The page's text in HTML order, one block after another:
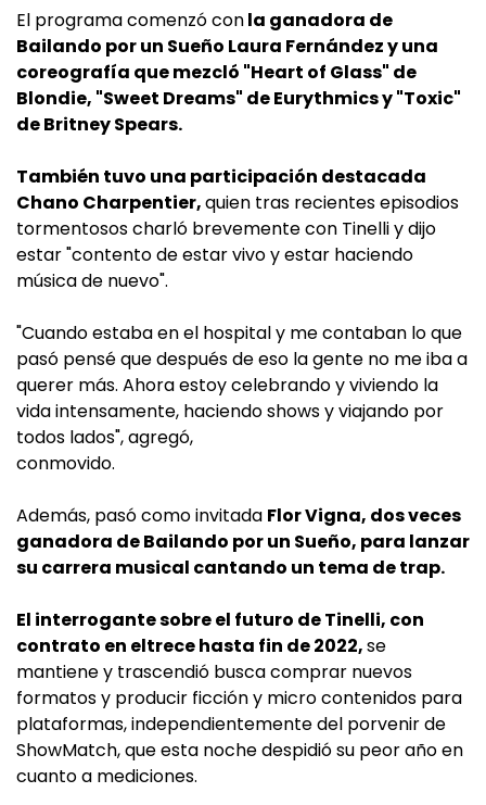
El programa comenzó conla ganadora de
Bailando por un Sueño Laura Fernández y una
coreografía que mezcló "Heart of Glass" de
Blondie, "Sweet Dreams" de Eurythmics y "Toxic"
de Britney Spears.
También tuvo una participación destacada
Chano Charpentier,quien tras recientes episodios
tormentosos charló brevemente con Tinelli y dijo
estar "contento de estar vivo y estar haciendo
música de nuevo".
"Cuando estaba en el hospital y me contaban lo que
pasó pensé que después de eso la gente no me iba a
querer más. Ahora estoy celebrando y viviendo la
vida intensamente, haciendo shows y viajando por
todos lados", agregó,
conmovido.
Además, pasó como invitada Flor Vigna, dos veces
ganadora de Bailando por un Sueño, para lanzar
su carrera musical cantando un tema de trap.
El interrogante sobre el futuro de Tinelli, con
contrato en eltrece hasta fin de 2022,se
mantiene y trascendió busca comprar nuevos
formatos y producir ficción y micro contenidos para
plataformas, independientemente del porvenir de
ShowMatch, que esta noche despidió su peor año en
cuanto a mediciones.